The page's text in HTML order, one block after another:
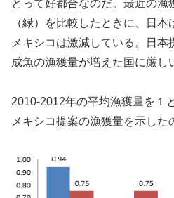
とって好都合なのだ。最近の漁
（緑）を比較したときに、日
メキシコは激減している。日
成魚の漁獲量が増えた国に厳し
2010-2012年の平均漁獲量を１
メキシコ提案の漁獲量を示した